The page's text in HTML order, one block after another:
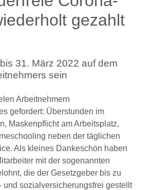
gezahlt
31. März 2022 auf dem
sein
Arbeitnehmern
gefordert: Überstunden im
Maskenpflicht am Arbeitsplatz,
neben der täglichen
Als kleines Dankeschön haben
mit der sogenannten
die der Gesetzgeber bis zu
und sozialversicherungsfrei gestellt